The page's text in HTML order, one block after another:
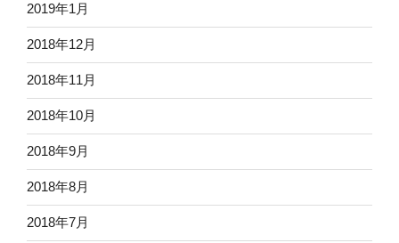
2019年1月
2018年12月
2018年11月
2018年10月
2018年9月
2018年8月
2018年7月